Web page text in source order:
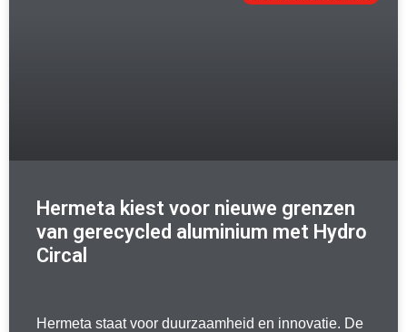
Hermeta kiest voor nieuwe grenzen
van gerecycled aluminium met Hydro
Circal
Hermeta staat voor duurzaamheid en innovatie. De